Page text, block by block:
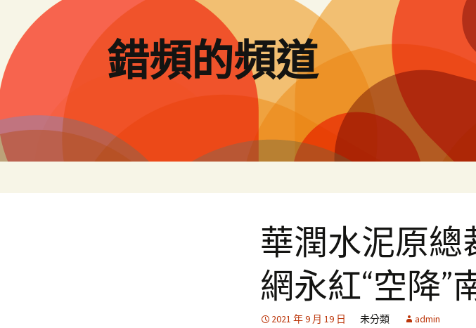
要
內
容
錯頻的頻道
華潤水泥原總
網永紅“空降”
2021 年 9 月 19 日 未分類 admin